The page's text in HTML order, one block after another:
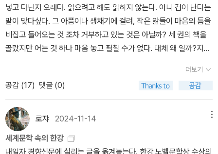
세상으로 돌아가야 한다. 이 깨달음은 동서양의 전통과 맞닿아 있다.
불교의 공(空), 도가의 도(道), 기독교의 복음(福音). 이름 붙일 수
없지만 반드시 전해야 하는 그것. 헤세는 바로 그 ‘무명(無名)’의 메
시지를 유리알 유희라는 장치를 통해 보여주려 했다. 오늘날 우리는
도 유효하다. 그러나 동시에 그는 희망도 남겼다. 잡문을 넘어선 정신
가 가야 할 길이라고 이미 유리알 유희를 통해 예측했다, 독서란 무엇
인가? 그것은 내 알 껍질에 금을 내는 일이다. 책장을 넘길 때마다 금
이 넓어지고, 마침내 껍질이 깨져 세상 밖으로 비상한다. <유리알 유
이 네 가슴속에 있다는 것을, 이 모두가 너와 관계가 있다는 것,- P36
2
들이밀지는 않는다. 마음의 책장에 음미한 느낌을 옮겨심는 중이다.
하나 하나 환해지는 기분이란. 어제는 일부러 국밥집 별목련나무 안
부가 궁금하여 곁을 지나간다. 오늘은 양동마을 어느 한옥 마루 곁은
꽃들이 궁금해져 저절로 몸이 향할지도 모르겠다.이렇게 몸은 찬연하
고 물밀듯이 몰려오는데, 세상은 참 그저 유고에 나온 유희처럼 허황
하다. 잘못 다루면 깨지거나 금이 갈 듯 말이다. 유고의 유희와 본 작
지면서피고 있고 피면서지고 있다. 여기를 가꾸는 것은 내몫이다.
넣고 다닌지 오래다. 읽으려고 해도 읽히지 않는다. 아니 겁이 난다는
말이 맞다싶다. 그 아픔이나 생채기에 걸려, 작은 앎들이 마음의 틈을
비집고 들어오는 것 조차 거부하고 있는 것은 아닐까? 세 권의 책을
골랐지만 어는 것 하나 마음 놓고 펼칠 수가 없다. 대체 왜 일까?지난
보는 모습들과 함께 천둥벌거숭이의 민낯들이 함께 솟아오르고 있다
는 사실. 같이 생생해지는 것이다. 그리고 그것들이 함께 지금의 지축
을 조금 흔들고 밀어내고 있음을 알게 된 것이다.우리는 하루하루 변
하는 존재이자 변하지 않는 존재이다. 긴 여름의 끝. 나는 하루하루 뭔
가를 꼼지락하고 있지만, 하루하루를 의도한 적은 없다. 그리고 그 작
업들이 경계를 지우고 있다는 사실도 뒤늦게 깨닫는다. 비정형을 의
더보기
공감 (17) 댓글 (0)
로쟈 2024-11-14
세계문학 속의 한강
내일자 경향신문에 실리는 글을 옮겨놓는다. 한강 노벨문학상 수상의